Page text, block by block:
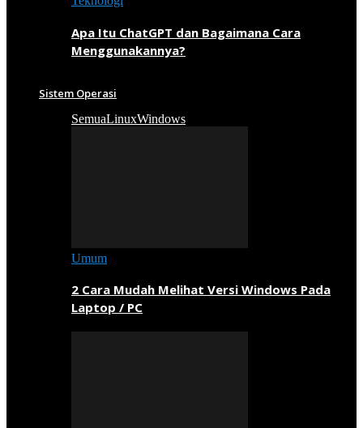
Apa Itu ChatGPT dan Bagaimana Cara
Menggunakannya?
Sistem Operasi
SemuaLinuxWindows
Umum
2 Cara Mudah Melihat Versi Windows Pada
Laptop / PC